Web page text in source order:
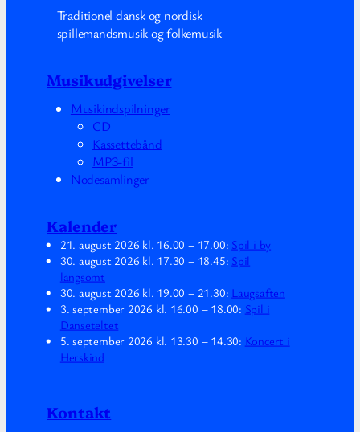
Traditionel dansk og nordisk
spillemandsmusik og folkemusik
Musikudgivelser
Musikindspilninger
CD
Kassettebånd
MP3-fil
Nodesamlinger
Kalender
21. august 2026 kl. 16.00 – 17.00: Spil i by
30. august 2026 kl. 17.30 – 18.45: Spil
langsomt
30. august 2026 kl. 19.00 – 21.30: Laugsaften
3. september 2026 kl. 16.00 – 18.00: Spil i
Danseteltet
5. september 2026 kl. 13.30 – 14.30: Koncert i
Herskind
Kontakt